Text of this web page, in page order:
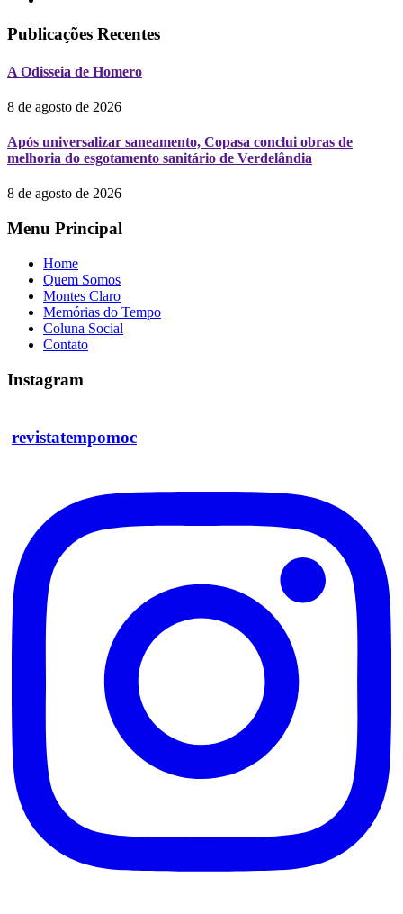
Publicações Recentes
A Odisseia de Homero
8 de agosto de 2026
Após universalizar saneamento, Copasa conclui obras de
melhoria do esgotamento sanitário de Verdelândia
8 de agosto de 2026
Menu Principal
Home
Quem Somos
Montes Claro
Memórias do Tempo
Coluna Social
Contato
Instagram
revistatempomoc